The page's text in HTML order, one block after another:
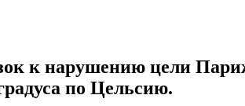
к нарушению цели
по Цельсию.